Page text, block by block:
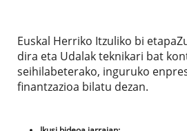
Euskal Herriko Itzuliko bi
dira eta Udalak teknikari bat
seihilabeterako, inguruko
finantzazioa bilatu dezan.